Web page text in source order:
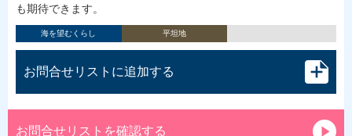
も期待できます。
海を望むくらし 平坦地
お問合せリストに追加する
お問合せリストを確認する